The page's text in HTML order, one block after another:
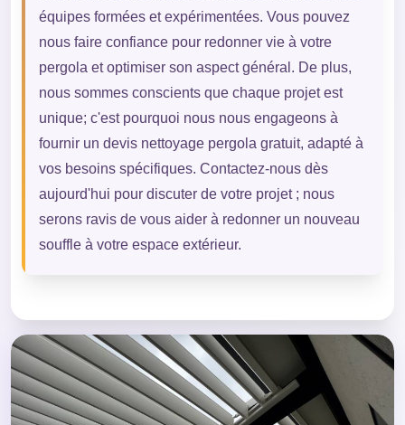
équipes formées et expérimentées. Vous pouvez
nous faire confiance pour redonner vie à votre
pergola et optimiser son aspect général. De plus,
nous sommes conscients que chaque projet est
unique; c'est pourquoi nous nous engageons à
fournir un devis nettoyage pergola gratuit, adapté à
vos besoins spécifiques. Contactez-nous dès
aujourd'hui pour discuter de votre projet ; nous
serons ravis de vous aider à redonner un nouveau
souffle à votre espace extérieur.